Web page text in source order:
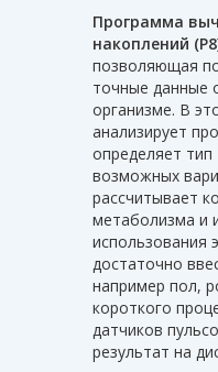
Программа
накоплений
позволяющая
точные данные
организме. В
анализирует
определяет
возможных
рассчитывает
метаболизма и
использования
достаточно
например пол,
короткого
датчиков
результат на